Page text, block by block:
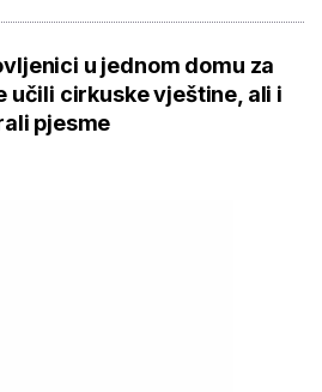
u jednom domu za
učili cirkuske vještine, ali i
pjesme